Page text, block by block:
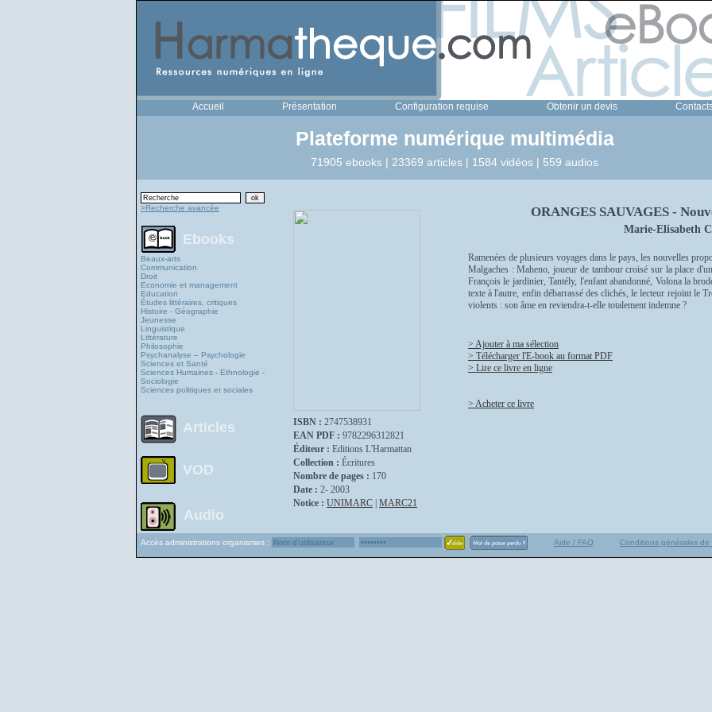
Accueil Présentation Configuration requise Obtenir un devis
Plateforme numérique multimédia
71905 ebooks | 23369 articles | 1584 vidéos | 559 audios
>Recherche avancée
Ebooks
Beaux-arts
Communication
Droit
Economie et management
Education
Études littéraires, critiques
Histoire - Géographie
Jeunesse
Linguistique
Littérature
Philosophie
Psychanalyse – Psychologie
Sciences et Santé
Sciences Humaines - Ethnologie -
Sociologie
Sciences politiques et sociales
Articles
VOD
Audio
ISBN : 2747538931
EAN PDF : 9782296312821
Éditeur : Editions L'Harmattan
Collection : Écritures
Nombre de pages : 170
Date : 2- 2003
Notice : UNIMARC MARC21
ORANGES SAUVAGES -
Marie-Elisabeth
Ramenées de plusieurs voyages dans le pays, les nouvelles
Malgaches : Maheno, joueur de tambour croisé sur la place
François le jardinier, Tantély, l'enfant abandonné, Volona la
texte à l'autre, enfin débarrassé des clichés, le lecteur rejoint le
violents : son âme en reviendra-t-elle totalement indemne ?
> Ajouter à ma sélection
> Télécharger l'E-book au format PDF
> Lire ce livre en ligne
> Acheter ce livre
Accès administrations organismes : Aide / FAQ Conditions générales de